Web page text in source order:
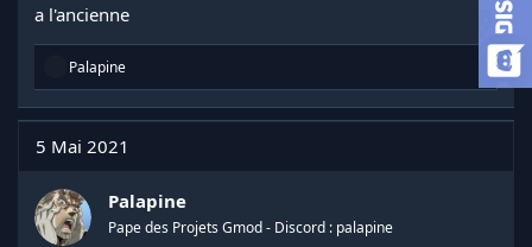
d
d
i
u
s
s
a l'ancienne
R
a
c
t
i
n
s
:
Palapine
5 Mai 2021
Palapine
Pape des Projets Gmod - Discord : palapine